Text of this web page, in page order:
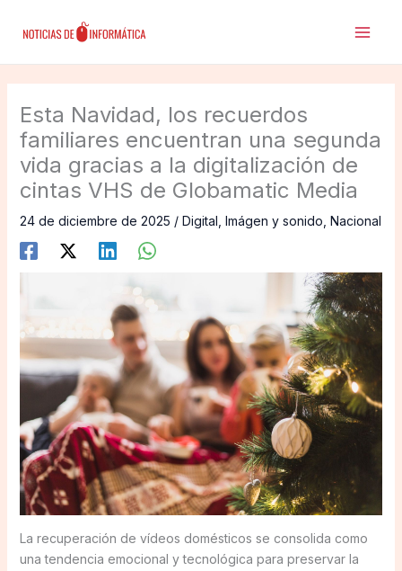
Esta Navidad, los recuerdos
familiares encuentran una segunda
vida gracias a la digitalización de
cintas VHS de Globamatic Media
24 de diciembre de 2025 / Digital Imágen y sonido Nacional
La recuperación de vídeos domésticos se consolida como
una tendencia emocional y tecnológica para preservar la